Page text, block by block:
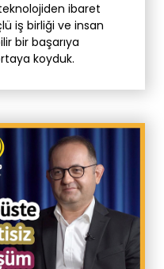
ibaret
iş birliği ve insan
bir başarıya
koyduk.